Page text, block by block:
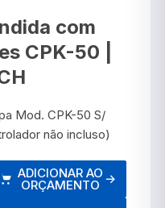
com
CPK-50 |
Mod. CPK-50 S/
não incluso)
ADICIONAR AO
ORÇAMENTO →